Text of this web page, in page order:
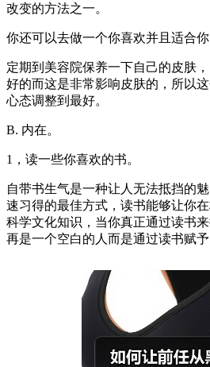
改变的方法之一。
你还可以去做一个你喜欢并且适合你
定期到美容院保养一下自己的皮肤
好的而这是非常影响皮肤的，所以
心态调整到最好。
B. 内在。
1，读一些你喜欢的书。
自带书生气是一种让人无法抵挡的
速习得的最佳方式，读书能够让你
科学文化知识，当你真正通过读书
再是一个空白的人而是通过读书赋予